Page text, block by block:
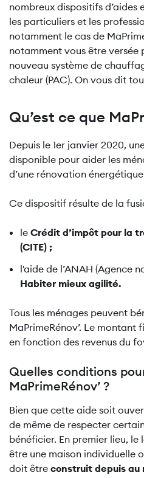
nombreux dispositifs
les particuliers et les
notamment le cas de
notamment vous être versée
nouveau système de
chaleur (PAC). On vous dit
Qu’est ce que
Depuis le 1er janvier 2020,
disponible pour aider les
d’une rénovation
Ce dispositif résulte de la
le Crédit d’impôt pour la
(CITE) ;
l'aide de l’ANAH (Agence
Habiter mieux agilité.
Tous les ménages peuvent
MaPrimeRénov’. Le montant
en fonction des revenus du
Quelles conditions
MaPrimeRénov’ ?
Bien que cette aide soit
de même de respecter
bénéficier. En premier lieu,
être une maison individuelle
doit être construit depuis au